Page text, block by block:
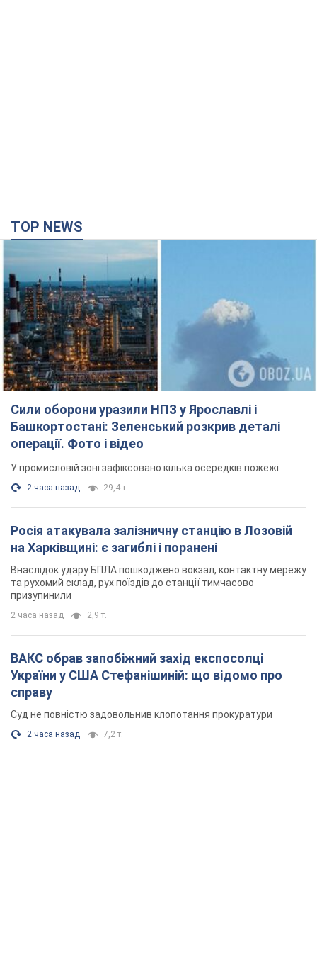
TOP NEWS
Сили оборони уразили НПЗ у Ярославлі і
Башкортостані: Зеленський розкрив деталі
операції. Фото і відео
У промисловій зоні зафіксовано кілька осередків пожежі
2 часа назад 29,4 т.
Росія атакувала залізничну станцію в Лозовій
на Харківщині: є загиблі і поранені
Внаслідок удару БПЛА пошкоджено вокзал, контактну мережу
та рухомий склад, рух поїздів до станції тимчасово
призупинили
2 часа назад 2,9 т.
ВАКС обрав запобіжний захід експосолці
України у США Стефанішиній: що відомо про
справу
Суд не повністю задовольнив клопотання прокуратури
2 часа назад 7,2 т.